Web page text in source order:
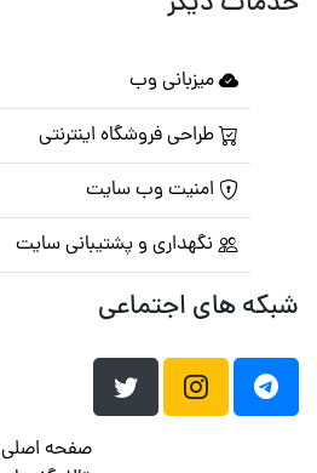
میزبانی وب
طراحی فروشگاه اینترنتی
امنیت وب سایت
نگهداری و پشتیبانی سایت
شبکه های اجتماعی
صفحه اصلی